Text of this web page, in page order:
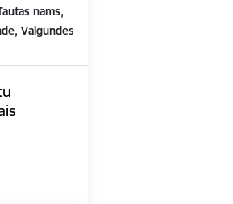
nams,
Valgundes